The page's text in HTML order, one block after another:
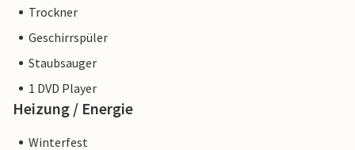
Trockner
Geschirrspüler
Staubsauger
1 DVD Player
Heizung / Energie
Winterfest